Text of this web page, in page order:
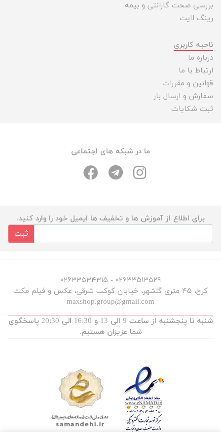
بررسی صحت گارانتی و بیمه
رینگ لایت
ناحیه کاربری
درباره ما
ارتباط با ما
قوانین و مقررات
سفارش و ارسال بار
ثبت شکایات
ما در شبکه های اجتماعی
برای اطلاع از آموزش ها و تخفیف ها ایمیل خود را وارد کنید.
ثبت
۰۲۶۳۳۵۱۳۵۲۹ - ۰۲۶۳۳۵۳۴۳۱۵
کرج، ۴۵ متری گلشهر، خیابان کوکب شرقی، عکس و فیلم مکث
maxshop.group@gmail.com
شنبه تا پنجشنبه از ساعت 9 الی 13 و 16:30 الی 20:30 پاسخگوی
شما عزیزان هستیم.